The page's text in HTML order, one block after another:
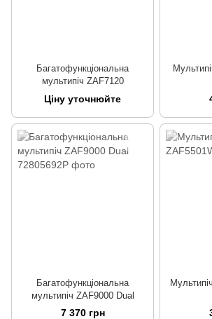
Багатофункціональна
мультипіч ZAF7120
Ціну уточнюйте
Багатофункціональна
мультипіч ZAF9000 Dual
7 370 грн